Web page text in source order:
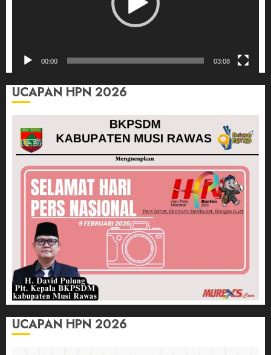
00:00 03:08
UCAPAN HPN 2026
UCAPAN HPN 2026